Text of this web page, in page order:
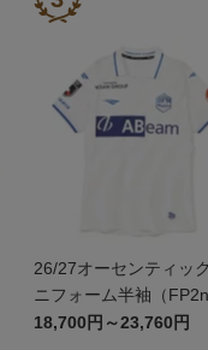
26/27オーセンティッ
ニフォーム半袖（
18,700円～23,760円